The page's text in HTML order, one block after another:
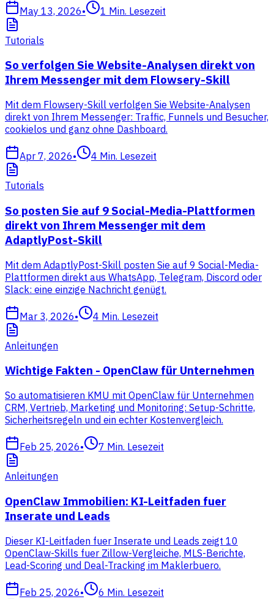
May 13, 2026• 1 Min. Lesezeit
Tutorials
So verfolgen Sie Website-Analysen direkt von
Ihrem Messenger mit dem Flowsery-Skill
Mit dem Flowsery-Skill verfolgen Sie Website-Analysen
direkt von Ihrem Messenger: Traffic, Funnels und Besucher,
cookielos und ganz ohne Dashboard.
Apr 7, 2026• 4 Min. Lesezeit
Tutorials
So posten Sie auf 9 Social-Media-Plattformen
direkt von Ihrem Messenger mit dem
AdaptlyPost-Skill
Mit dem AdaptlyPost-Skill posten Sie auf 9 Social-Media-
Plattformen direkt aus WhatsApp, Telegram, Discord oder
Slack: eine einzige Nachricht genügt.
Mar 3, 2026• 4 Min. Lesezeit
Anleitungen
Wichtige Fakten - OpenClaw für Unternehmen
So automatisieren KMU mit OpenClaw für Unternehmen
CRM, Vertrieb, Marketing und Monitoring: Setup-Schritte,
Sicherheitsregeln und ein echter Kostenvergleich.
Feb 25, 2026• 7 Min. Lesezeit
Anleitungen
OpenClaw Immobilien: KI-Leitfaden fuer
Inserate und Leads
Dieser KI-Leitfaden fuer Inserate und Leads zeigt 10
OpenClaw-Skills fuer Zillow-Vergleiche, MLS-Berichte,
Lead-Scoring und Deal-Tracking im Maklerbuero.
Feb 25, 2026• 6 Min. Lesezeit